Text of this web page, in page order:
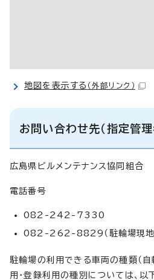
地図を表示する （外部リンク）
お問い合わせ先（指定管理
広島県ビルメンテナンス協同組合
電話番号
082-242-7330
082-262-8829（駐輪場現地
駐輪場の利用できる車両の種類（自
用・登録利用の種別については、以